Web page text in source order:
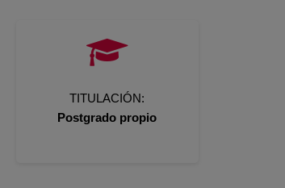
TITULACIÓN:
Postgrado propio